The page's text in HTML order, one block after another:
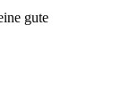
gute